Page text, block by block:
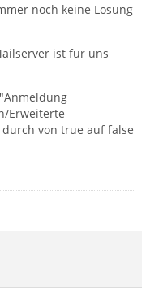
noch keine Lösung
ist für uns
Erweiterte
von true auf false